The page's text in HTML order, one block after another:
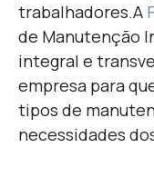
trabalhadores.A
de Manutenção
integral e
empresa para
tipos de
necessidades